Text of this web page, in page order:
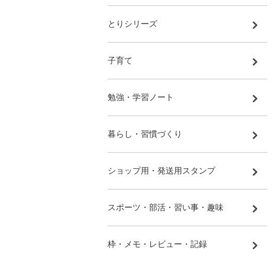
とりシリーズ
子育て
勉強・学習ノート
暮らし・習慣づくり
ショップ用・発送用スタンプ
スポーツ・部活・習い事・趣味
枠・メモ・レビュー・記録